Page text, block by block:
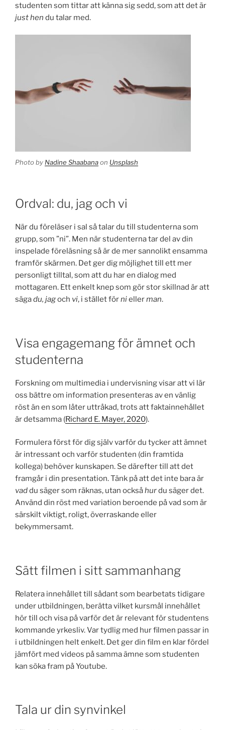
studenten som tittar att känna sig sedd, som att det är
just hen du talar med.
Photo by Nadine Shaabanaon Unsplash
Ordval: du, jag och vi
När du föreläser i sal så talar du till studenterna som
grupp, som ”ni”. Men när studenterna tar del av din
inspelade föreläsning så är de mer sannolikt ensamma
framför skärmen. Det ger dig möjlighet till ett mer
personligt tilltal, som att du har en dialog med
mottagaren. Ett enkelt knep som gör stor skillnad är att
sägadu, jagoch vi, i stället förniellerman.
Visa engagemang för ämnet och
studenterna
Forskning om multimedia i undervisning visar att vi lär
oss bättre om information presenteras av en vänlig
röst än en som låter uttråkad, trots att faktainnehållet
är detsamma (Richard E. Mayer, 2020).
Formulera först för dig själv varför du tycker att ämnet
är intressant och varför studenten (din framtida
kollega) behöver kunskapen. Se därefter till att det
framgår i din presentation. Tänk på att det inte bara är
vaddu säger som räknas, utan ocksåhurdu säger det.
Använd din röst med variation beroende på vad som är
särskilt viktigt, roligt, överraskande eller
bekymmersamt.
Sätt filmen i sitt sammanhang
Relatera innehållet till sådant som bearbetats tidigare
under utbildningen, berätta vilket kursmål innehållet
hör till och visa på varför det är relevant för studentens
kommande yrkesliv. Var tydlig med hur filmen passar in
i utbildningen helt enkelt. Det ger din film en klar fördel
jämfört med videos på samma ämne som studenten
kan söka fram på Youtube.
Tala ur din synvinkel